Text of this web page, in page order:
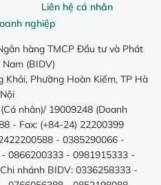
Liên hệ cá nhân
nghiệp
hàng TMCP Đầu tư và Phát
(BIDV)
Khải, Phường Hoàn Kiếm, TP Hà
Nội
nhân)/ 19009248 (Doanh
- Fax: (+84-24) 22200399
- 0385290066 -
0866200333 - 0981915333 -
nhánh BIDV: 0336258333 -